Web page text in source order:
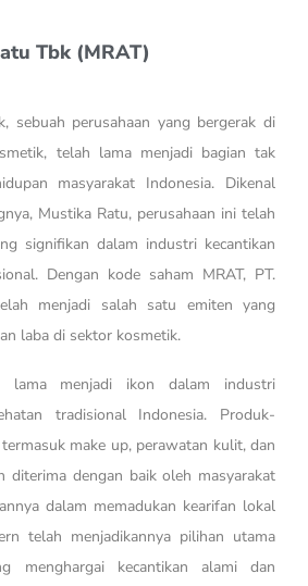
Tbk (MRAT)
sebuah perusahaan yang bergerak di
telah lama menjadi bagian tak
masyarakat Indonesia. Dikenal
Mustika Ratu, perusahaan ini telah
signifikan dalam industri kecantikan
Dengan kode saham MRAT, PT.
menjadi salah satu emiten yang
laba di sektor kosmetik.
lama menjadi ikon dalam industri
tradisional Indonesia. Produk-
make up, perawatan kulit, dan
diterima dengan baik oleh masyarakat
dalam memadukan kearifan lokal
telah menjadikannya pilihan utama
menghargai kecantikan alami dan